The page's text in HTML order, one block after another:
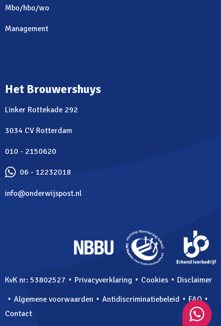
Mbo/hbo/wo
Management
Het Brouwershuys
Linker Rottekade 292
3034 CV Rotterdam
010 - 2150620
06 - 12232018
info@onderwijspost.nl
KvK nr: 53802527 ⋅ Privacyverklaring ⋅ Cookies ⋅ Disclaimer
⋅ Algemene voorwaarden ⋅ Antidiscriminatiebeleid ⋅ FAQ ⋅
Contact